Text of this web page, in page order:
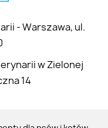
- Warszawa, ul.
w Zielonej
14